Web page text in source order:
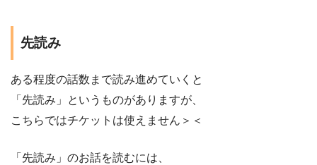
先読み
ある程度の話数まで読み進めていくと
「先読み」というものがありますが、
こちらではチケットは使えません＞＜
「先読み」のお話を読むには、